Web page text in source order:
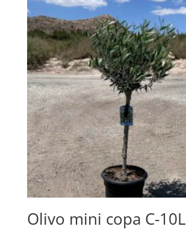
Olivo mini copa C-10L